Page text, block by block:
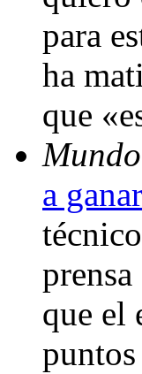
para
ha
que
a
que el